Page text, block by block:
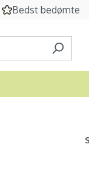
Bedst bedømte